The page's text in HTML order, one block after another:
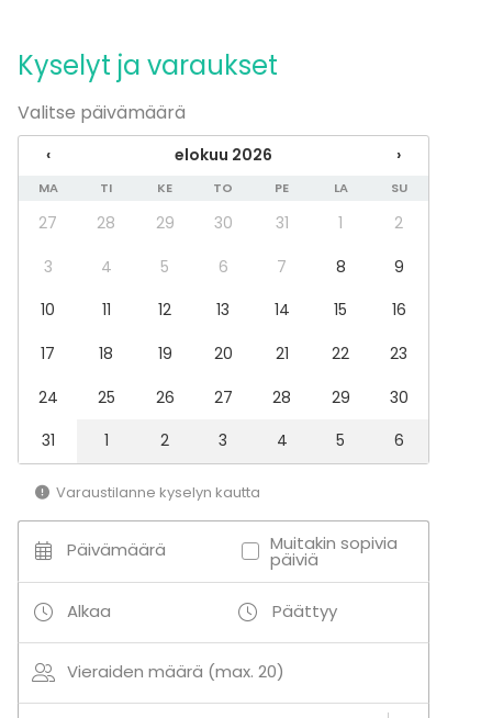
Mökkireissu / retriitti
Elämys / aktiviteetti
Pikkujoulut
Tilatyypit
Elämyspalvelu
Aktiviteetit
Ulkoilu
Kyselyt ja varaukset
Valitse päivämäärä
‹ elokuu 2026 ›
MA TI KE TO PE LA SU
27 28 29 30 31 1
2
3
4 5 6 7 8
9
10
11 12 13 14 15
16
17
18 19 20 21 22
23
24
25 26 27 28 29
30
31
1 2 3 4 5 6
Varaustilanne kyselyn kautta
Päivämäärä Muitakin sopivia
päiviä
Alkaa Päättyy
Vieraiden määrä (max. 20)